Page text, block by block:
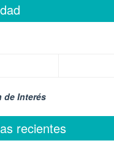
de Interés
recientes